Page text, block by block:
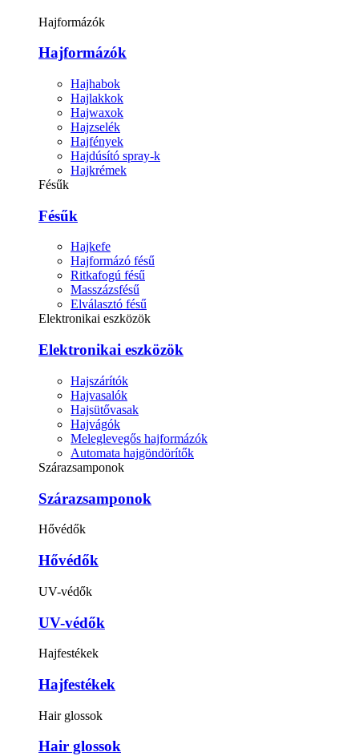
Hajformázók
Hajformázók
Hajhabok
Hajlakkok
Hajwaxok
Hajzselék
Hajfények
Hajdúsító spray-k
Hajkrémek
Fésűk
Fésűk
Hajkefe
Hajformázó fésű
Ritkafogú fésű
Masszázsfésű
Elválasztó fésű
Elektronikai eszközök
Elektronikai eszközök
Hajszárítók
Hajvasalók
Hajsütővasak
Hajvágók
Meleglevegős hajformázók
Automata hajgöndörítők
Szárazsamponok
Szárazsamponok
Hővédők
Hővédők
UV-védők
UV-védők
Hajfestékek
Hajfestékek
Hair glossok
Hair glossok